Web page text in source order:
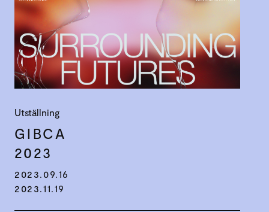
Utställning
GIBCA
2023
2023.09.16
2023.11.19